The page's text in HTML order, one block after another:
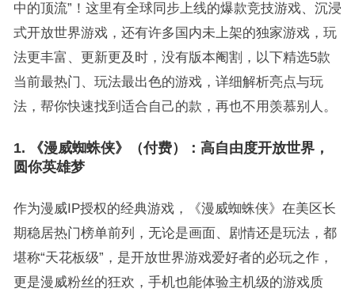
中的顶流”！这里有全球同步上线的爆款竞技游戏、沉浸
式开放世界游戏，还有许多国内未上架的独家游戏，玩
法更丰富、更新更及时，没有版本阉割，以下精选5款
当前最热门、玩法最出色的游戏，详细解析亮点与玩
法，帮你快速找到适合自己的款，再也不用羡慕别人。
1. 《漫威蜘蛛侠》（付费）：高自由度开放世界，
圆你英雄梦
作为漫威IP授权的经典游戏，《漫威蜘蛛侠》在美区长
期稳居热门榜单前列，无论是画面、剧情还是玩法，都
堪称“天花板级”，是开放世界游戏爱好者的必玩之作，
更是漫威粉丝的狂欢，手机也能体验主机级的游戏质